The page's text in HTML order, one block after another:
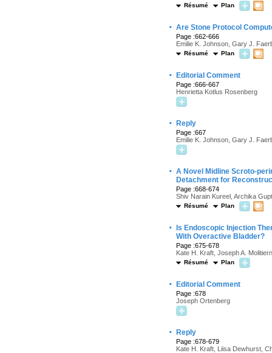
Résumé Plan
· Are Stone Protocol
Page :662-666
Emilie K. Johnson, Gary J.
Résumé Plan
· Editorial Comment
Page :666-667
Henrietta Kotlus Rosenberg
· Reply
Page :667
Emilie K. Johnson, Gary J.
· A Novel Midline Scroto-
Detachment for
Page :668-674
Shiv Narain Kureel, Archika
Résumé Plan
·
Is Endoscopic Injection
With Overactive Bladder?
Page :675-678
Kate H. Kraft, Joseph A.
Résumé Plan
· Editorial Comment
Page :678
Joseph Ortenberg
· Reply
Page :678-679
Kate H. Kraft, Liisa Dewhurst,